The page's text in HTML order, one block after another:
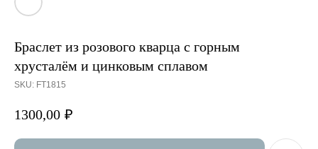
Браслет из розового кварца с горным
хрусталём и цинковым сплавом
SKU: FT1815
1300,00 ₽